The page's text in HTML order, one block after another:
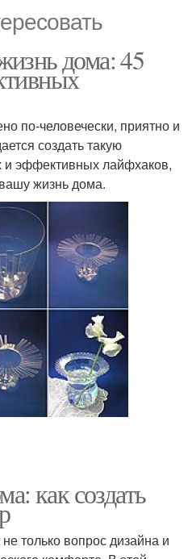
дома: 45
по-человечески, приятно и
создать такую
и эффективных лайфхаков,
жизнь дома.
как создать
только вопрос дизайна и